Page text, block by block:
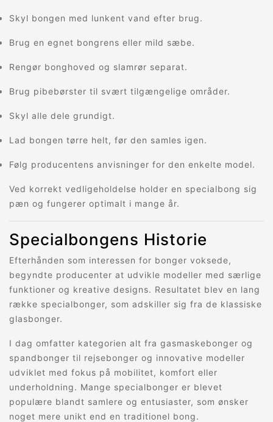
Skyl bongen med lunkent vand efter brug.
Brug en egnet bongrens eller mild sæbe.
Rengør bonghoved og slamrør separat.
Brug pibebørster til svært tilgængelige områder.
Skyl alle dele grundigt.
Lad bongen tørre helt, før den samles igen.
Følg producentens anvisninger for den enkelte model.
Ved korrekt vedligeholdelse holder en specialbong sig
pæn og fungerer optimalt i mange år.
Specialbongens Historie
Efterhånden som interessen for bonger voksede,
begyndte producenter at udvikle modeller med særlige
funktioner og kreative designs. Resultatet blev en lang
række specialbonger, som adskiller sig fra de klassiske
glasbonger.
I dag omfatter kategorien alt fra gasmaskebonger og
spandbonger til rejsebonger og innovative modeller
udviklet med fokus på mobilitet, komfort eller
underholdning. Mange specialbonger er blevet
populære blandt samlere og entusiaster, som ønsker
noget mere unikt end en traditionel bong.